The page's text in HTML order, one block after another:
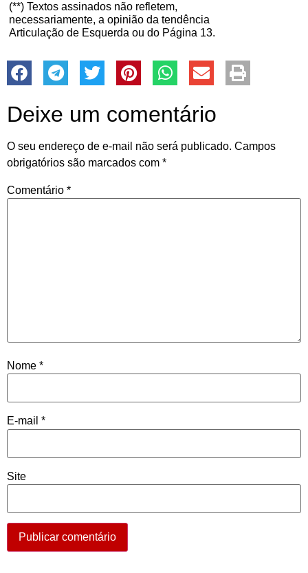
(**) Textos assinados não refletem,
necessariamente, a opinião da tendência
Articulação de Esquerda ou do Página 13.
Deixe um comentário
O seu endereço de e-mail não será publicado. Campos
obrigatórios são marcados com *
Comentário *
Nome *
E-mail *
Site